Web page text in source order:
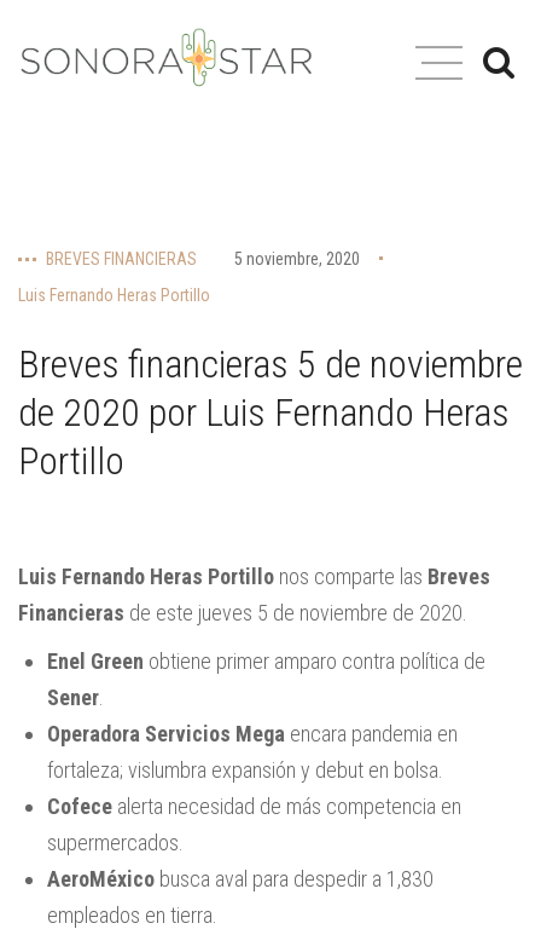
BREVES FINANCIERAS
5 noviembre, 2020
Luis Fernando Heras Portillo
Breves financieras 5 de noviembre
de 2020 por Luis Fernando Heras
Portillo
Luis Fernando Heras Portillo nos comparte las Breves
Financieras de este jueves 5 de noviembre de 2020.
Enel Green obtiene primer amparo contra política de
Sener.
Operadora Servicios Mega encara pandemia en
fortaleza; vislumbra expansión y debut en bolsa.
Cofecealerta necesidad de más competencia en
supermercados.
AeroMéxicobusca aval para despedir a 1,830
empleados en tierra.